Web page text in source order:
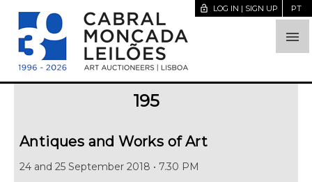

lock_open LOG IN | SIGN UP PT
195
Antiques and Works of Art
24 and 25 September 2018 • 7.30 PM